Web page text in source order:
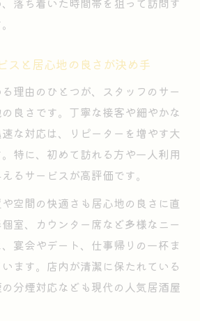
スと居心地の良さが決め手
理由のひとつが、スタッフのサー
良さです。丁寧な接客や細やかな
な対応は、リピーターを増やす大
特に、初めて訪れる方や一人利用
るサービスが高評価です。
空間の快適さも居心地の良さに直
室、カウンター席など多様なニー
宴会やデート、仕事帰りの一杯ま
ます。店内が清潔に保たれている
分煙対応なども現代の人気居酒屋